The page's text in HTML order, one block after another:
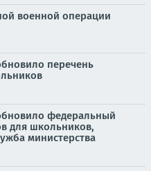
военной операции
перечень
федеральный
для школьников,
министерства